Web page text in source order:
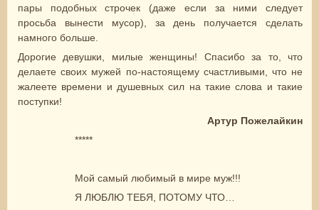
пары подобных строчек (даже если за ними следует
просьба вынести мусор), за день получается сделать
намного больше.
Дорогие девушки, милые женщины! Спасибо за то, что
делаете своих мужей по-настоящему счастливыми, что не
жалеете времени и душевных сил на такие слова и такие
поступки!
Артур Пожелайкин
*****
Мой самый любимый в мире муж!!!
Я ЛЮБЛЮ ТЕБЯ, ПОТОМУ ЧТО…